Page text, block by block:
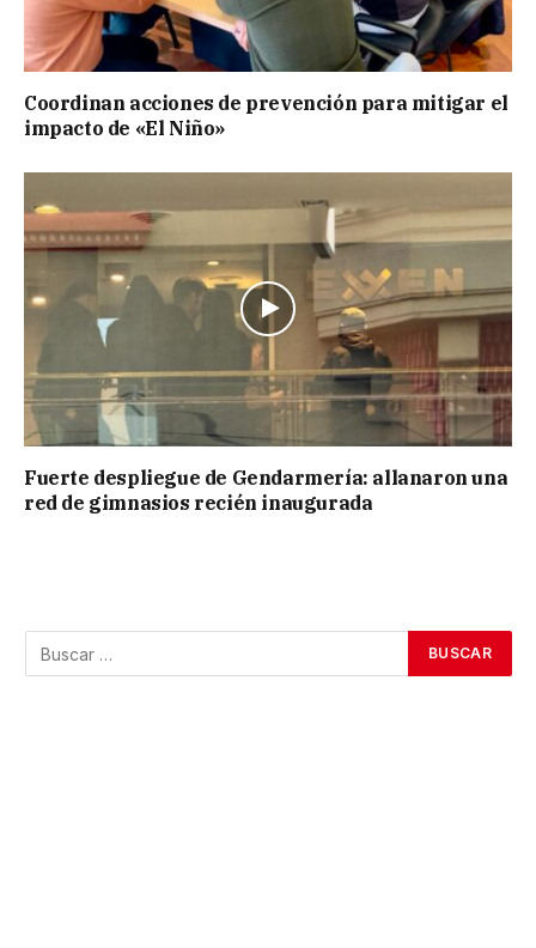
Coordinan acciones de prevención para mitigar el
impacto de «El Niño»
Fuerte despliegue de Gendarmería: allanaron una
red de gimnasios recién inaugurada